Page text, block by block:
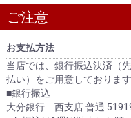
ご注意
お支払方法
当店では、銀行振込決済（
払い）をご用意しております
■銀行振込
大分銀行 西支店 普通